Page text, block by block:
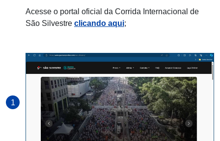
Acesse o portal oficial da Corrida Internacional de
São Silvestre clicando aqui;